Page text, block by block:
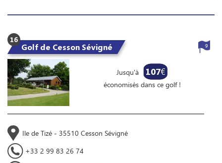
16
Golf de Cesson Sévigné
Jusqu'à 107€
économisés dans ce golf !
9
Ile de Tizé - 35510 Cesson Sévigné
+33 2 99 83 26 74